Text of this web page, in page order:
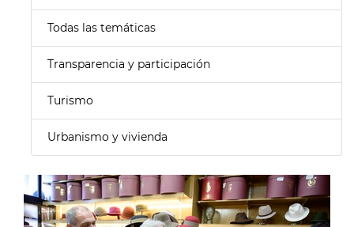
Todas las temáticas
Transparencia y participación
Turismo
Urbanismo y vivienda